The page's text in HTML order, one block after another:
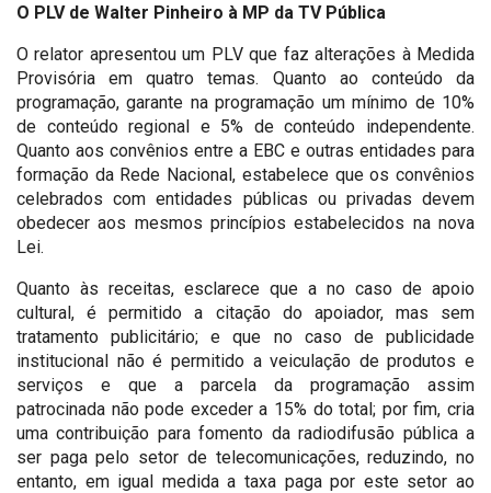
O PLV de Walter Pinheiro à MP da TV Pública
O relator apresentou um PLV que faz alterações à Medida
Provisória em quatro temas. Quanto ao conteúdo da
programação, garante na programação um mínimo de 10%
de conteúdo regional e 5% de conteúdo independente.
Quanto aos convênios entre a EBC e outras entidades para
formação da Rede Nacional, estabelece que os convênios
celebrados com entidades públicas ou privadas devem
obedecer aos mesmos princípios estabelecidos na nova
Lei.
Quanto às receitas, esclarece que a no caso de apoio
cultural, é permitido a citação do apoiador, mas sem
tratamento publicitário; e que no caso de publicidade
institucional não é permitido a veiculação de produtos e
serviços e que a parcela da programação assim
patrocinada não pode exceder a 15% do total; por fim, cria
uma contribuição para fomento da radiodifusão pública a
ser paga pelo setor de telecomunicações, reduzindo, no
entanto, em igual medida a taxa paga por este setor ao